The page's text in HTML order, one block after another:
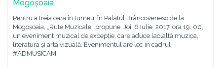
Mogoșoaia
Pentru a treia oară în turneu, în Palatul Brâncovenesc de la
Mogoșoaia, „Rute Muzicale” propune, Joi, 6 Iulie, 2017, ora 19. 00,
un eveniment muzical de excepție, care aduce laolaltă muzica,
literatura și arta vizuală. Evenimentul are loc in cadrul
#ADMUSICAM,